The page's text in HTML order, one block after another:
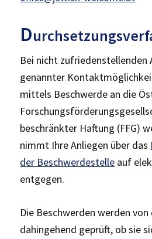
D
Bei nicht zufriedenstellenden
genannter
mittels Beschwerde an die
beschränkter Haftung (FFG)
nimmt Ihre Anliegen über das
der Beschwerdestelle auf
entgegen.
Die Beschwerden werden von
dahingehend geprüft, ob sie